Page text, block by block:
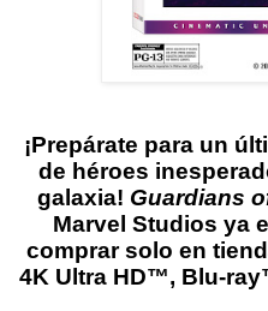
¡Prepárate para un
de héroes
galaxia! Guardians
Marvel Studios ya
comprar solo en
4K Ultra HD™, Blu-